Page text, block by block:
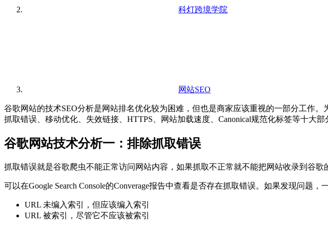
科灯跨境学院
网站SEO
谷歌网站的技术SEO分析是网站排名优化较为困难，但也是商家应该重视的一部分工作
抓取错误、移动优化、失效链接、HTTPS、网站加载速度、Canonical规范化标签等十大
谷歌网站技术分析一：排除抓取错误
抓取错误就是谷歌爬虫不能正常访问网站内容，如果抓取不正常就不能把网站收录到谷歌
可以在Google Search Console的Converage报告中查看是否存在抓取错误。如果发现问题
URL 未编入索引，但应该编入索引
URL 被索引，尽管它不应该被索引